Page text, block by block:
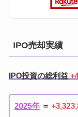
IPO売却実績
IPO投資の総利益
2025年＝